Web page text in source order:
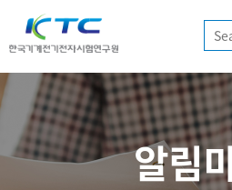
알림